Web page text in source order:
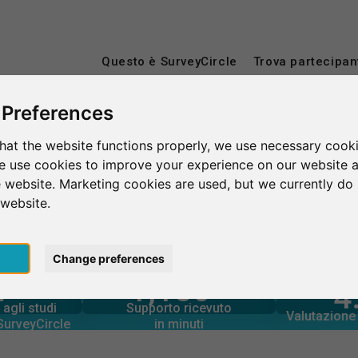
the website functions properly, we use necessary
use cookies to improve your experience on our website
website. Marketing cookies are used, but we currently
Change preferences
Questo è SurveyCircle Trova
of Europe for Applied Sciences Berlin
for Applied Sciences
BERLIN – A COLPO D’OCCHIO
studi
studi
1,180+
Supporto ricevuto
in minuti
2,540+
Supporto fornito